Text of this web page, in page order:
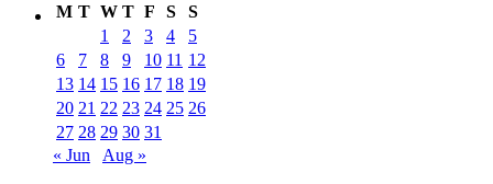
M T W T F S
S
1
2 3 4
5
6
7 8 9 10 11 12
13 14 15 16 17 18 19
20 21 22 23 24 25 26
27 28 29 30 31
« Jun
Aug »